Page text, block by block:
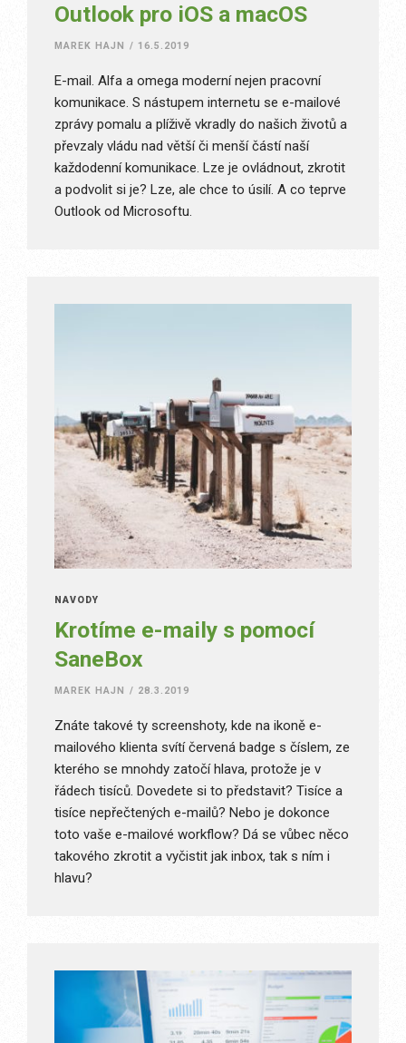
Outlook pro iOS a macOS
MAREK HAJN / 16.5.2019
E-mail. Alfa a omega moderní nejen pracovní
komunikace. S nástupem internetu se e-mailové
zprávy pomalu a plíživě vkradly do našich životů a
převzaly vládu nad větší či menší částí naší
každodenní komunikace. Lze je ovládnout, zkrotit
a podvolit si je? Lze, ale chce to úsilí. A co teprve
Outlook od Microsoftu.
NÁVODY
Krotíme e-maily s pomocí
SaneBox
MAREK HAJN / 28.3.2019
Znáte takové ty screenshoty, kde na ikoně e-
mailového klienta svítí červená badge s číslem, ze
kterého se mnohdy zatočí hlava, protože je v
řádech tisíců. Dovedete si to představit? Tisíce a
tisíce nepřečtených e-mailů? Nebo je dokonce
toto vaše e-mailové workflow? Dá se vůbec něco
takového zkrotit a vyčistit jak inbox, tak s ním i
hlavu?